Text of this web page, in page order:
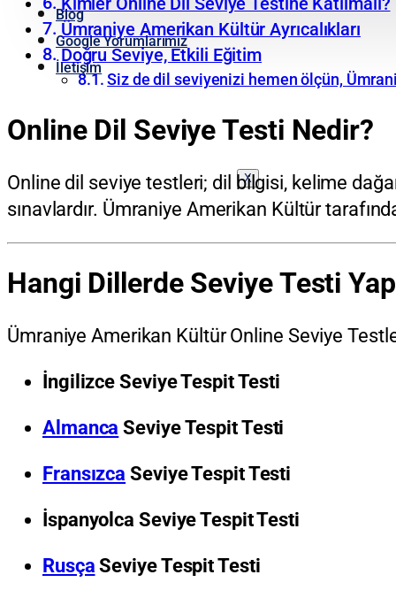
Blog
Google Yorumlarımız
İletişim
X
Ümraniye Amerikan Kültür Ayrıcalıkları
Doğru Seviye, Etkili Eğitim
Siz de dil seviyenizi hemen ölçün,
Online Dil Seviye Testi Nedir?
Online dil seviye testleri; dil bilgisi, kelime
sınavlardır. Ümraniye Amerikan Kültür
Hangi Dillerde Seviye Testi
Ümraniye Amerikan Kültür Online Seviye
İngilizce Seviye Tespit Testi
Almanca Seviye Tespit Testi
Fransızca Seviye Tespit Testi
İspanyolca Seviye Tespit Testi
Rusça Seviye Tespit Testi